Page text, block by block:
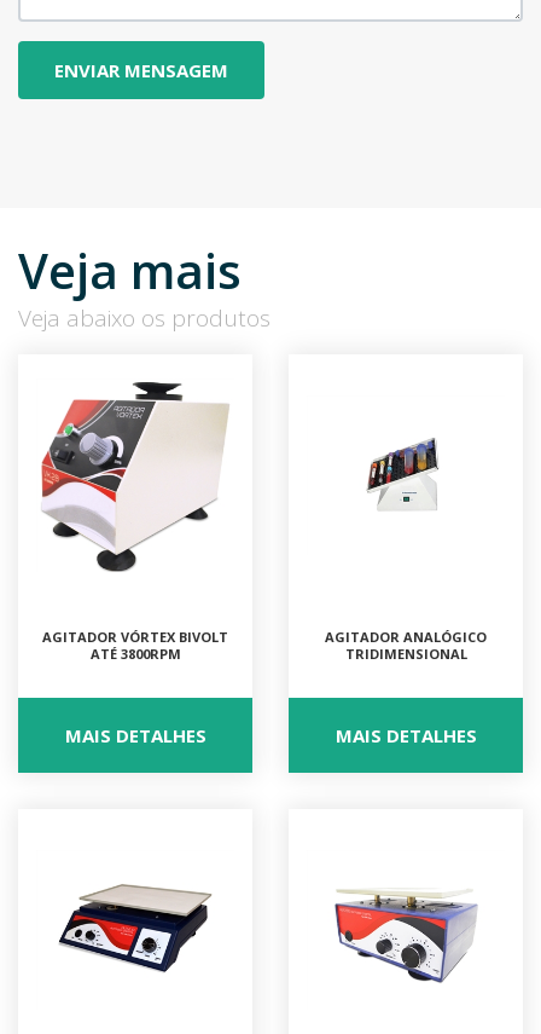
Veja mais
Veja abaixo os produtos
AGITADOR VÓRTEX BIVOLT
ATÉ 3800RPM
MAIS DETALHES
AGITADOR ANALÓGICO
TRIDIMENSIONAL
MAIS DETALHES